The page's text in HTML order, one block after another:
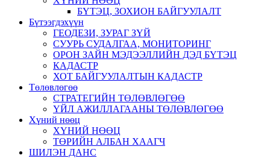
БҮТЭЦ, ЗОХИОН БАЙГУУЛАЛТ
Бүтээгдэхүүн
ГЕОДЕЗИ, ЗУРАГ ЗҮЙ
СУУРЬ СУДАЛГАА, МОНИТОРИНГ
ОРОН ЗАЙН МЭДЭЭЛЛИЙН ДЭД БҮТЭЦ
КАДАСТР
ХОТ БАЙГУУЛАЛТЫН КАДАСТР
Төлөвлөгөө
СТРАТЕГИЙН ТӨЛӨВЛӨГӨӨ
ҮЙЛ АЖИЛЛАГААНЫ ТӨЛӨВЛӨГӨӨ
Хүний нөөц
ХҮНИЙ НӨӨЦ
ТӨРИЙН АЛБАН ХААГЧ
ШИЛЭН ДАНС